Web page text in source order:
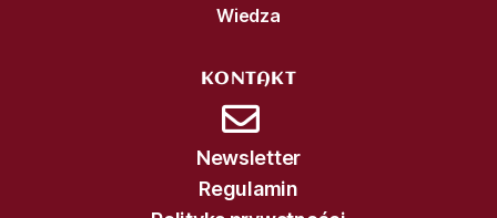
Wiedza
KONTAKT
Newsletter
Regulamin